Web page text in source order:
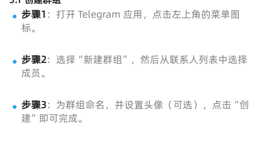
步骤1 ：打开 Telegram 应用，点击左上角的菜单图
标。
步骤2：选择“新建群组”，然后从联系人列表中选择
成员。
步骤3：为群组命名，并设置头像（可选），点击“创
建”即可完成。